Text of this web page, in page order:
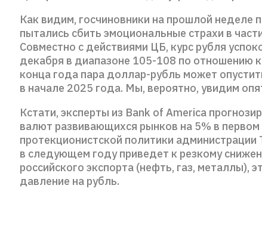
Как видим, госчиновники на прошлой неделе
пытались сбить эмоциональные страхи в
Совместно с действиями ЦБ, курс рубля
декабря в диапазоне 105-108 по отношению
конца года пара доллар-рубль может
в начале 2025 года. Мы, вероятно, увидим
Кстати, эксперты из Bank of America
валют развивающихся рынков на 5% в
протекционистской политики
в следующем году приведет к резкому
российского экспорта (нефть, газ, металлы),
давление на рубль.